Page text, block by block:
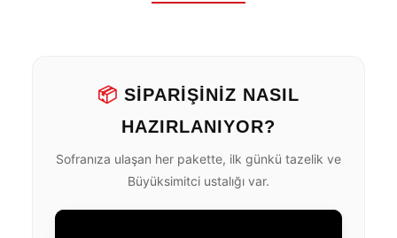
📦 SİPARİŞİNİZ NASIL
HAZIRLANIYOR?
Sofranıza ulaşan her pakette, ilk günkü tazelik ve
Büyüksimitci ustalığı var.